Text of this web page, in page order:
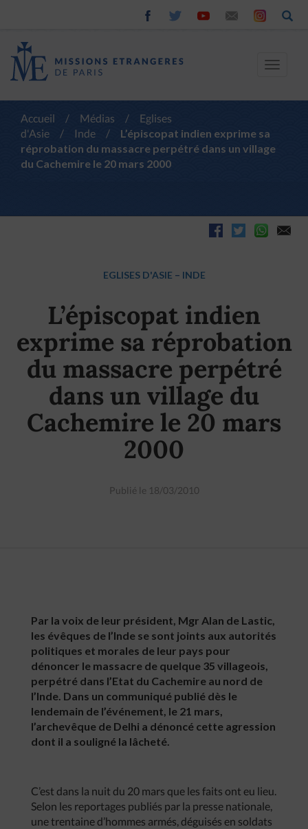
Toggle
Accueil / Médias /
Eglises
d'Asie
/ Inde /
L’épiscopat indien exprime sa
réprobation du massacre perpétré dans un village
du Cachemire le 20 mars 2000
EGLISES D'ASIE – INDE
L’épiscopat indien
exprime sa réprobation
du massacre perpétré
dans un village du
Cachemire le 20 mars
2000
Publié le 18/03/2010
Par la voix de leur président, Mgr Alan de Lastic,
les évêques de l’Inde se sont joints aux autorités
politiques et morales de leur pays pour
dénoncer le massacre de quelque 35 villageois,
perpétré dans l’Etat du Cachemire au nord de
l’Inde. Dans un communiqué publié dès le
lendemain de l’événement, le 21 mars,
l’archevêque de Delhi a dénoncé cette agression
dont il a souligné la lâcheté.
C’est dans la nuit du 20 mars que les faits ont eu lieu.
Selon les reportages publiés par la presse nationale,
une trentaine d’hommes armés, déguisés en soldats